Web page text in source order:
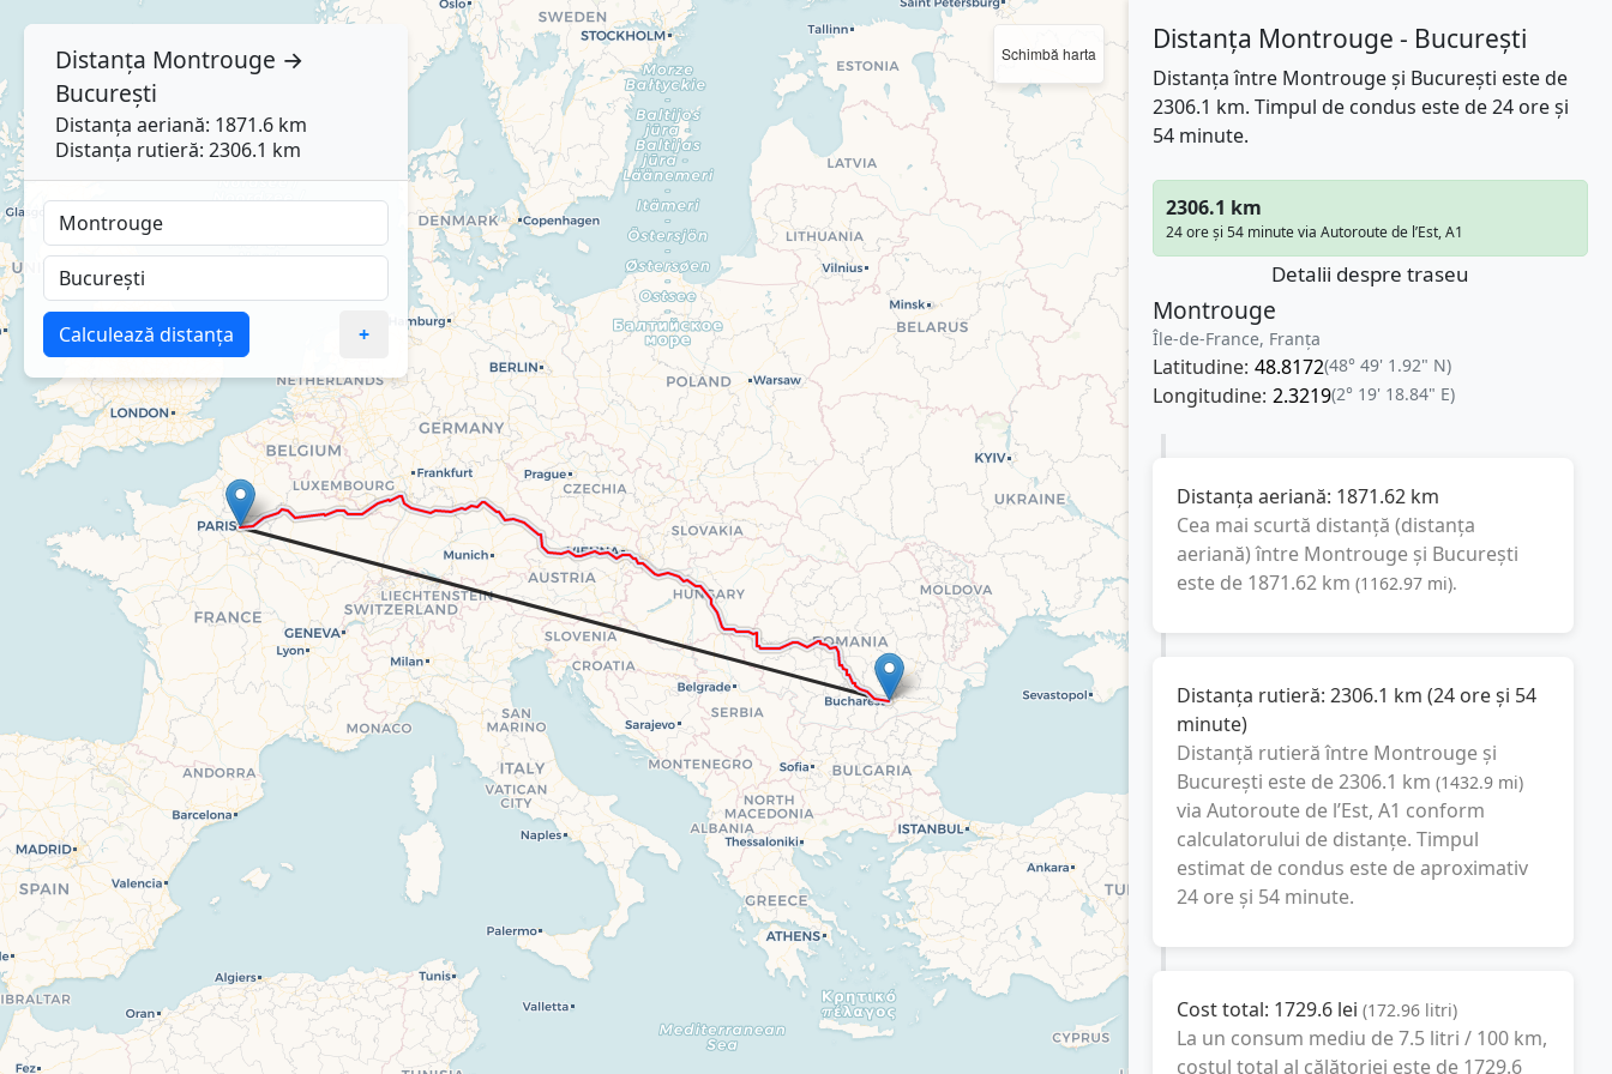
Schimbă harta Distanța Montrouge - București
Distanța între Montrouge și București este de
2306.1 km. Timpul de condus este de 24 ore și
54 minute.
2306.1 km
24 ore și 54 minute via Autoroute de l’Est, A1
Detalii despre traseu
Montrouge
Île-de-France, Franţa
Latitudine: 48.8172(48° 49' 1.92" N)
Longitudine: 2.3219(2° 19' 18.84" E)
Distanța aeriană: 1871.62 km
Cea mai scurtă distanță (distanța
aeriană) între Montrougeși București
este de 1871.62 km (1162.97 mi).
Distanța rutieră: 2306.1 km (24 ore și 54
minute)
Distanță rutieră între Montrougeși
București este de2306.1 km (1432.9 mi)
via Autoroute de l’Est, A1 conform
calculatorului de distanțe. Timpul
estimat de condus este de aproximativ
24 ore și 54 minute.
Cost total: 1729.6 lei (172.96 litri)
La un consum mediu de7.5 litri / 100 km,
costul total al călătoriei este de 1729.6
Distanța Montrouge →
București
Distanța aeriană: 1871.6 km
Distanța rutieră: 2306.1 km
Calculează distanța +